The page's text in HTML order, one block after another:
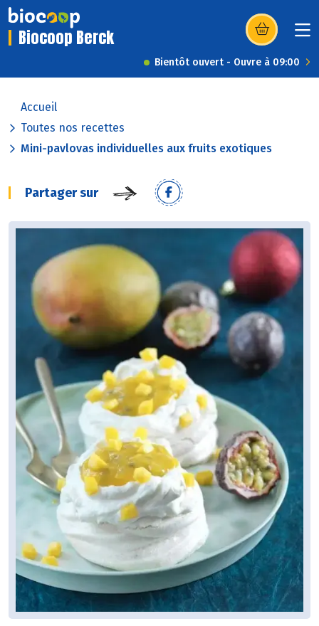
Biocoop Berck (s’ouvre dans
Bientôt ouvert - Ouvre à 09:00
Accueil
Toutes nos recettes
Mini-pavlovas individuelles aux fruits exotiques
Partager sur